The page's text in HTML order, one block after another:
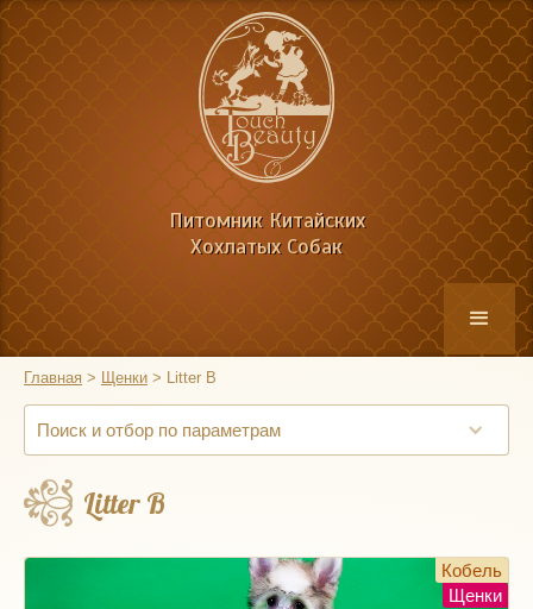
Питомник Китайских
Хохлатых Собак
Главная > Щенки > Litter B
Поиск и отбор по параметрам
Litter B
Кобель
Щенки